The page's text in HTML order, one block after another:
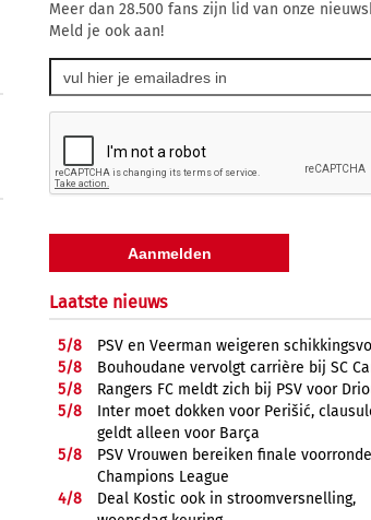
Meer dan 28.500 fans zijn lid van onze
Meld je ook aan!
Laatste nieuws
5/8
PSV en Veerman weigeren
5/8
Bouhoudane vervolgt carrière bij SC
5/8
Rangers FC meldt zich bij PSV voor
5/8
Inter moet dokken voor Perišić,
geldt alleen voor Barça
5/8
PSV Vrouwen bereiken finale voorronde
Champions League
4/8
Deal Kostic ook in stroomversnelling,